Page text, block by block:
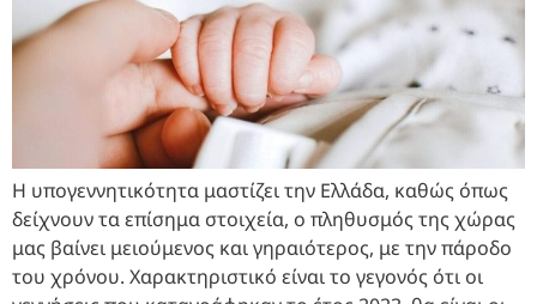
Η υπογεννητικότητα μαστίζει την Ελλάδα, καθώς όπως
δείχνουν τα επίσημα στοιχεία, ο πληθυσμός της χώρας
μας βαίνει μειούμενος και γηραιότερος, με την πάροδο
του χρόνου. Χαρακτηριστικό είναι το γεγονός ότι οι